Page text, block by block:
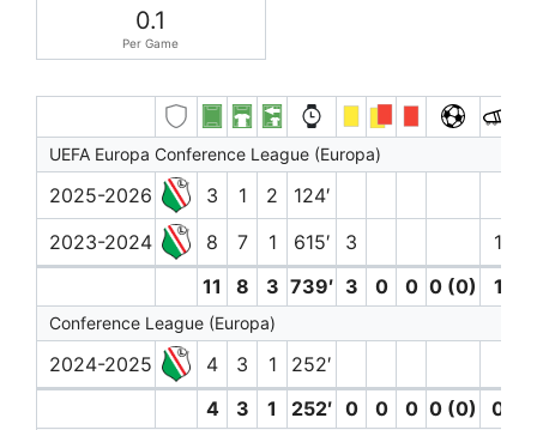
0.1
Per Game
UEFA Europa Conference League (Europa)
2025-2026 3 1 2
124′
2023-2024
8 7 1 615′ 3
1
11
8 3 739′ 3 0 0 0 (0) 1
Conference League (Europa)
2024-2025 4 3 1
252′
4
3 1 252′ 0 0 0 0 (0) 0